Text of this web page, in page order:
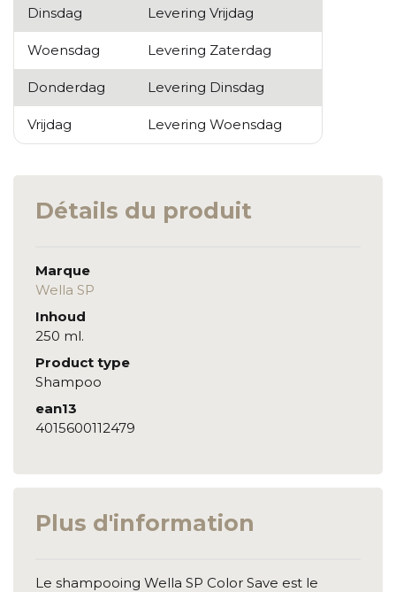
Dinsdag Levering Vrijdag
Woensdag Levering Zaterdag
Donderdag Levering Dinsdag
Vrijdag Levering Woensdag
Détails du produit
Marque
Wella SP
Inhoud
250 ml.
Product type
Shampoo
ean13
4015600112479
Plus d'information
Le shampooing Wella SP Color Save est le